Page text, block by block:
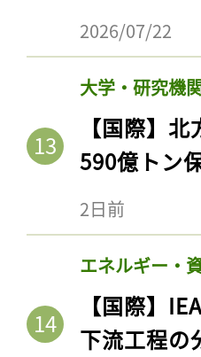
2026/07/22
大学・研究機
【国際】
590億トン
2日前
エネルギー・
【国際】
下流工程の